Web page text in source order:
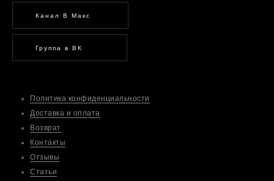
Политика конфиденциальности
Доставка и оплата
Возврат
Контакты
Отзывы
Статьи
Канал В Макс
Группа в ВК